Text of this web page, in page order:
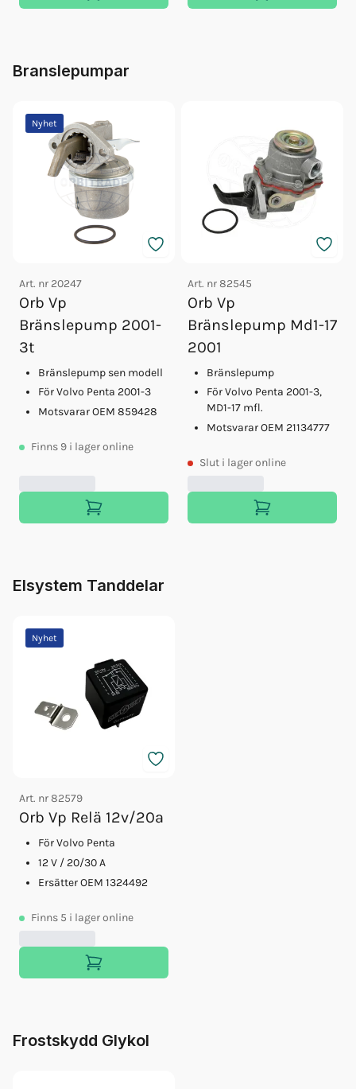
Branslepumpar
Nyhet
Art. nr 20247
Orb Vp
Bränslepump 2001-
3t
Bränslepump sen modell
För Volvo Penta 2001-3
Motsvarar OEM 859428
Finns 9 i lager online
Art. nr82545
Orb Vp
Bränslepump Md1-17
2001
Bränslepump
För Volvo Penta 2001-3,
MD1-17 mfl.
Motsvarar OEM 21134777
Slut i lager online
Elsystem Tanddelar
Nyhet
Art. nr82579
Orb Vp Relä 12v/20a
För Volvo Penta
12 V / 20/30 A
Ersätter OEM 1324492
Finns 5 i lager online
Frostskydd Glykol